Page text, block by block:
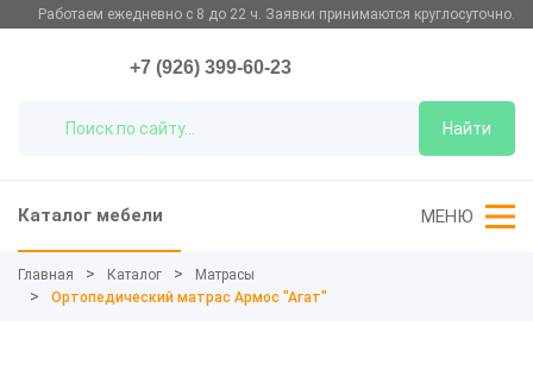
Работаем ежедневно с 8 до 22 ч. Заявки принимаются круглосуточно.
Найти
+7 (926) 399-60-23
Каталог мебели МЕНЮ
Главная Каталог
Матрасы
Ортопедический матрас Армос "Агат"